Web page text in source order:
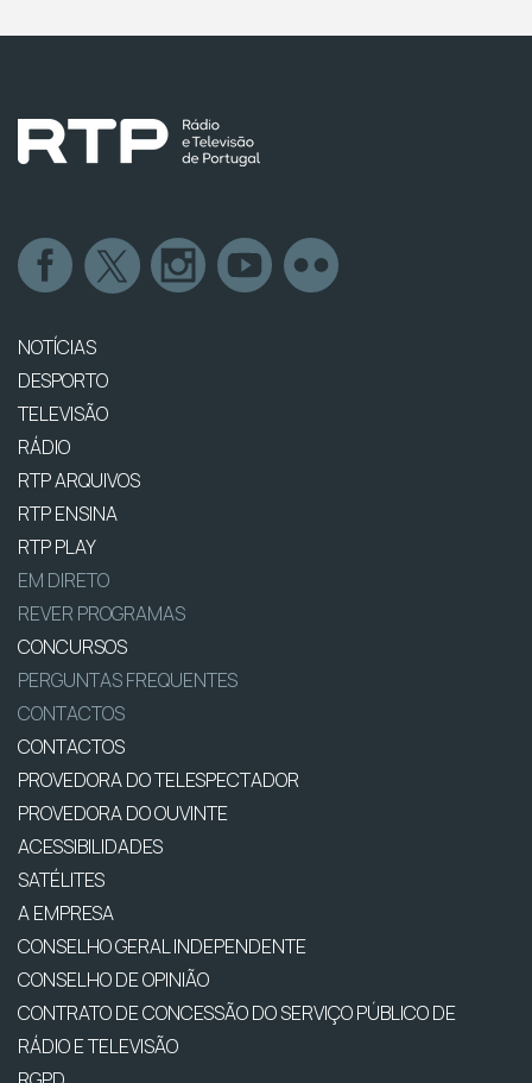
NOTÍCIAS
DESPORTO
TELEVISÃO
RÁDIO
RTP ARQUIVOS
RTP ENSINA
RTP PLAY
EM DIRETO
REVER PROGRAMAS
CONCURSOS
PERGUNTAS FREQUENTES
CONTACTOS
CONTACTOS
PROVEDORA DO TELESPECTADOR
PROVEDORA DO OUVINTE
ACESSIBILIDADES
SATÉLITES
A EMPRESA
CONSELHO GERAL INDEPENDENTE
CONSELHO DE OPINIÃO
CONTRATO DE CONCESSÃO DO SERVIÇO PÚBLICO DE
RÁDIO E TELEVISÃO